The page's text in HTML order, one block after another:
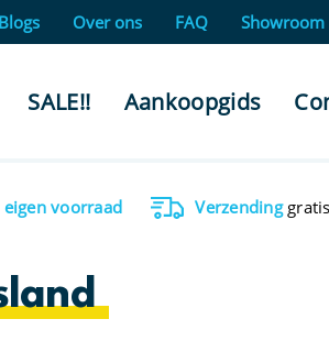
Blogs Over ons FAQ Showroom
SALE!! Aankoopgids
eigen voorraad Verzending